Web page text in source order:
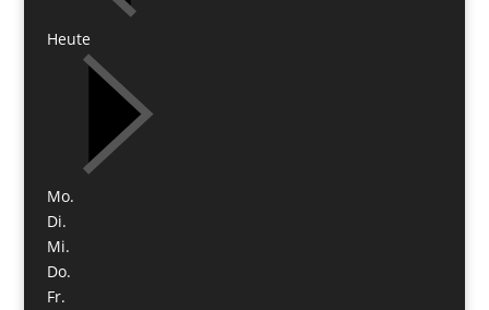
Heute
Mo.
Di.
Mi.
Do.
Fr.